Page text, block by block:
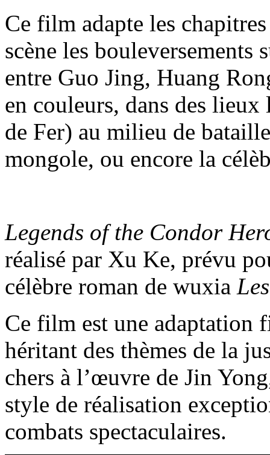
Ce film adapte les
scène les bouleversements
entre Guo Jing, Huang
en couleurs, dans des
de Fer) au milieu de
mongole, ou encore la
Legends of the Condor
réalisé par Xu Ke, prévu
célèbre roman de wuxia
Ce film est une adaptation
héritant des thèmes de la
chers à l’œuvre de Jin
style de réalisation
combats spectaculaires.